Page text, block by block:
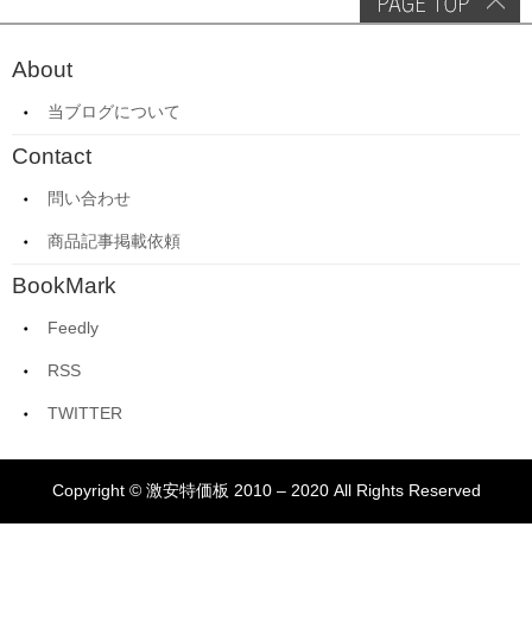
About
当ブログについて
Contact
問い合わせ
商品記事掲載依頼
BookMark
Feedly
RSS
TWITTER
Copyright © 激安特価板 2010 – 2020 All Rights Reserved